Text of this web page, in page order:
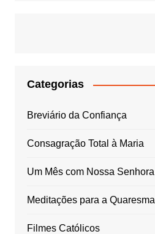
Categorias
Breviário da Confiança
Consagração Total à Maria
Um Mês com Nossa Senhora
Meditações para a Quaresma
Filmes Católicos